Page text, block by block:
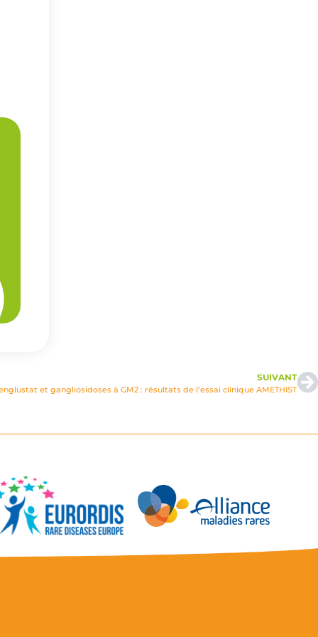
SUIVANT
et gangliosidoses à GM2 : résultats de l’essai clinique AMETHIST